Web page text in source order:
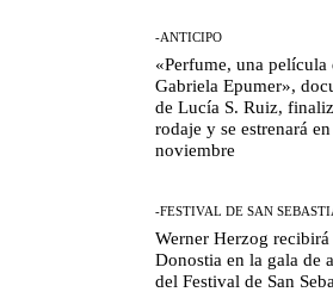
-ANTICIPO
«Perfume, una película
Gabriela Epumer»,
de Lucía S. Ruiz,
rodaje y se estrenará en
noviembre
-FESTIVAL DE SAN
Werner Herzog recibirá
Donostia en la gala de
del Festival de San